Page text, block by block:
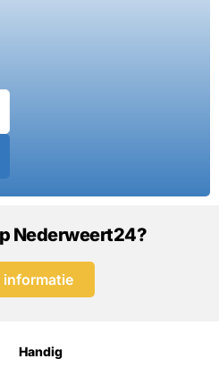
Nederweert24?
informatie
Handig